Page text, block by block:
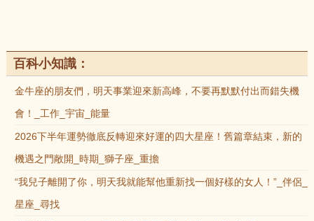
百科小知識：
金牛座的朋友們，明天事業迎來新高峰，不要再默默付出而錯失機
會！_工作_宇宙_能量
2026下半年運勢徹底反轉迎來好運的四大星座！舊篇章結束，新的
機遇之門敞開_時期_獅子座_重擔
“我兒子離開了你，明天我就能幫他重新找一個好樣的女人！”_伴侶_
星座_尋找